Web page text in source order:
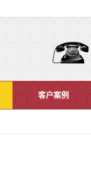
客户案例